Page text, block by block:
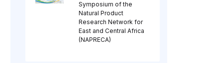
Symposium of the
Natural Product
Research Network for
East and Central Africa
(NAPRECA)